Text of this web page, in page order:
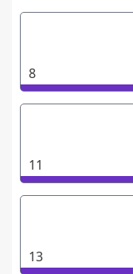
8
11
13